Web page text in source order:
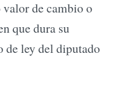
valor de cambio o
que dura su
de ley del diputado